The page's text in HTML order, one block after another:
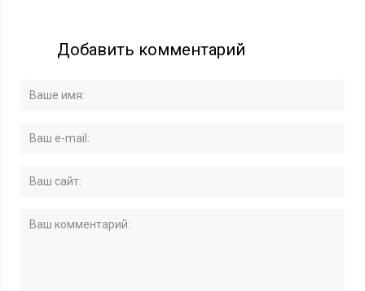
Добавить комментарий